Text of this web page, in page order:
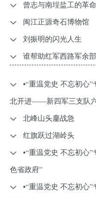
曾志与南埕盐工的革
闽江正源奇石博物馆
刘振明的闪光人生
谁帮助红军西路军余
•“重温党史 不忘初心”
北开进——新四军三支队
北峰山头鏖战急
红旗跃过湖岭头
•“重温党史 不忘初心”
色省政府”
•“重温党史 不忘初心